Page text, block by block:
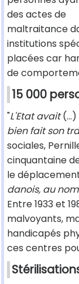
des actes de
maltraitance
institutions
placées car
de
15 000
"L'Etat avait(...)
bien fait son
sociales,
cinquantaine
le
danois, au
Entre 1933 et
malvoyants,
handicapés
ces centres